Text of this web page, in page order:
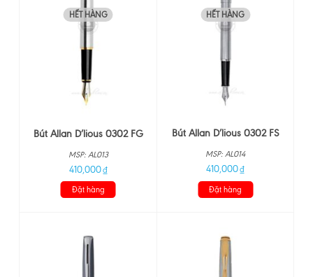
Bút Allan D’lious 0302 FG
MSP: AL013
410,000₫
HẾT HÀNG
Đặt hàng
Bút Allan D’lious 0302 FS
MSP: AL014
410,000₫
HẾT HÀNG
Đặt hàng